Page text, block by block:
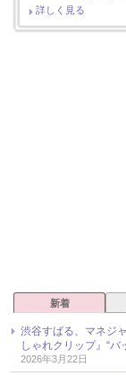
詳しく見る
新着
渋谷すばる、マネジ
しゃれクリップ』“バ
2026年3月22日